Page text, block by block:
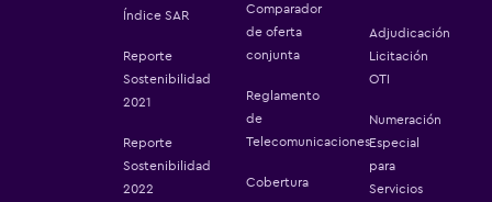
Índice SAR
Reporte
Sostenibilidad
2021
Reporte
Sostenibilidad
2022
Comparador
de oferta
conjunta
Reglamento
de
Telecomunicaciones
Cobertura
Adjudicación
Licitación
OTI
Numeración
Especial
para
Servicios